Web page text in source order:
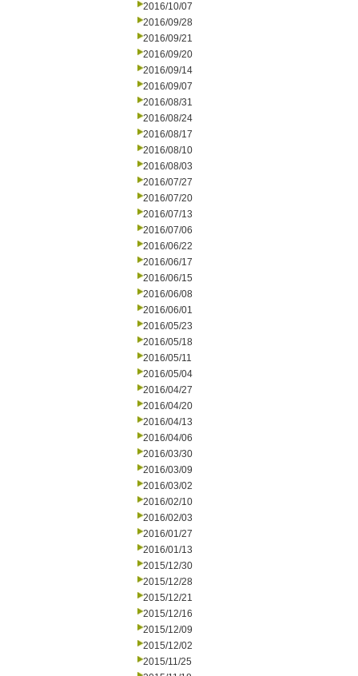
2016/10/07
2016/09/28
2016/09/21
2016/09/20
2016/09/14
2016/09/07
2016/08/31
2016/08/24
2016/08/17
2016/08/10
2016/08/03
2016/07/27
2016/07/20
2016/07/13
2016/07/06
2016/06/22
2016/06/17
2016/06/15
2016/06/08
2016/06/01
2016/05/23
2016/05/18
2016/05/11
2016/05/04
2016/04/27
2016/04/20
2016/04/13
2016/04/06
2016/03/30
2016/03/09
2016/03/02
2016/02/10
2016/02/03
2016/01/27
2016/01/13
2015/12/30
2015/12/28
2015/12/21
2015/12/16
2015/12/09
2015/12/02
2015/11/25